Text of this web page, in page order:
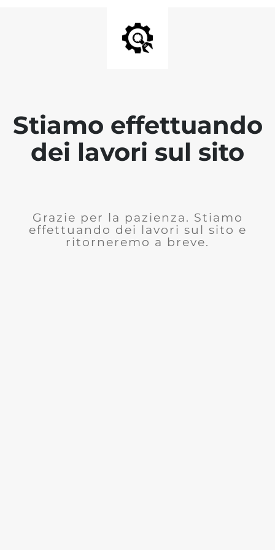
Stiamo effettuando
dei lavori sul sito
Grazie per la pazienza. Stiamo
effettuando dei lavori sul sito e
ritorneremo a breve.